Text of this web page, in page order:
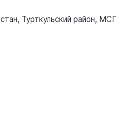
Турткульский район, МСГ